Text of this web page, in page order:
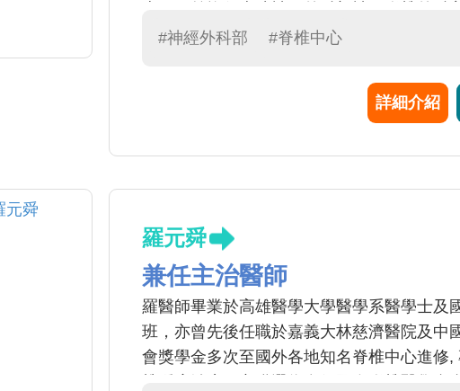
科專科醫師、神經脊椎外科醫學會理事、亞
#神經外科部 #脊椎中心
詳細介紹
羅元舜
兼任主治醫師
羅醫師畢業於高雄醫學大學醫學系醫學士及
班，亦曾先後任職於嘉義大林慈濟醫院及中
會獎學金多次至國外各地知名脊椎中心進修